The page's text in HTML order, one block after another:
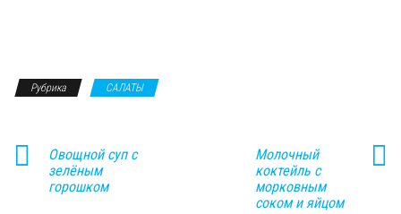
Рубрика САЛАТЫ
Овощной суп с
зелёным
горошком
Молочный
коктейль с
морковным
соком и яйцом